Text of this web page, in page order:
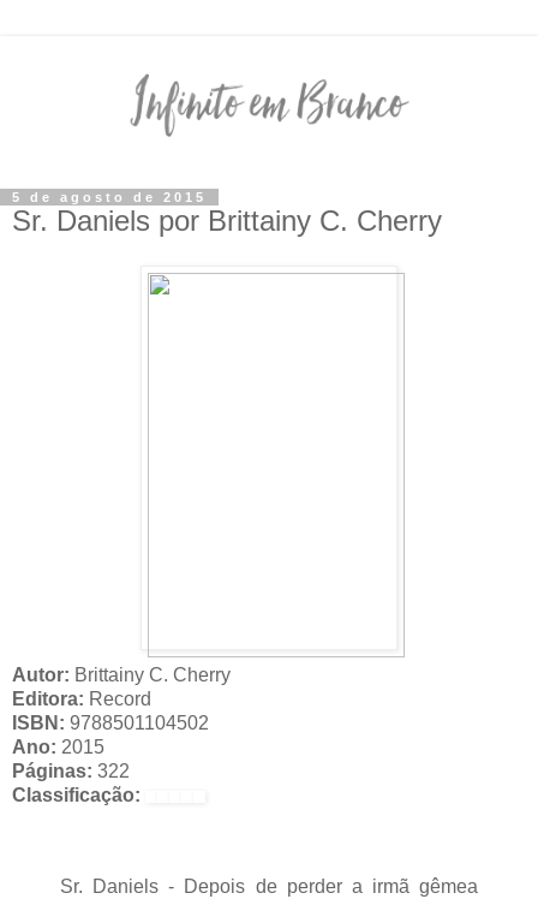
5 de agosto de 2015
Sr. Daniels por Brittainy C. Cherry
Autor: Brittainy C. Cherry
Editora: Record
ISBN: 9788501104502
Ano: 2015
Páginas: 322
Classificação:
Sr. Daniels - Depois de perder a irmã gêmea